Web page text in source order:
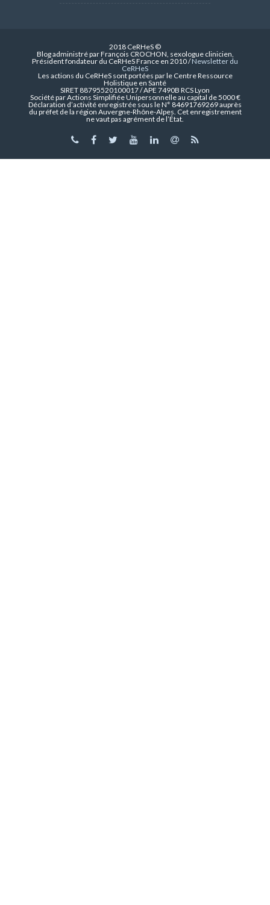
2018 CeRHeS ©
Blog administré par François CROCHON, sexologue clinicien,
Président fondateur du CeRHeS France en 2010 /Newsletter du
CeRHeS
Les actions du CeRHeS sont portées par le Centre Ressource
Holistique en Santé
SIRET 88795520100017 / APE 7490B RCS Lyon
Société par Actions Simplifiée Unipersonnelle au capital de 5000 €
Déclaration d’activité enregistrée sous le N° 84691769269 auprès
du préfet de la région Auvergne-Rhône-Alpes. Cet enregistrement
ne vaut pas agrément de l’État.